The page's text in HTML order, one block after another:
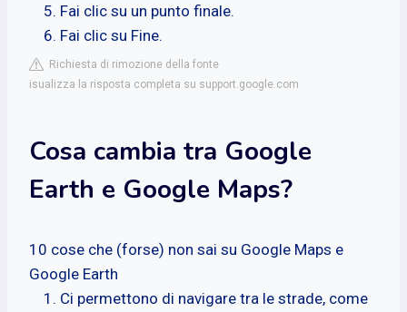
Fai clic su un punto finale.
Fai clic su Fine.
Richiesta di rimozione della fonte
isualizza la risposta completa su support.google.com
Cosa cambia tra Google
Earth e Google Maps?
10 cose che (forse) non sai su Google Maps e
Google Earth
Ci permettono di navigare tra le strade, come